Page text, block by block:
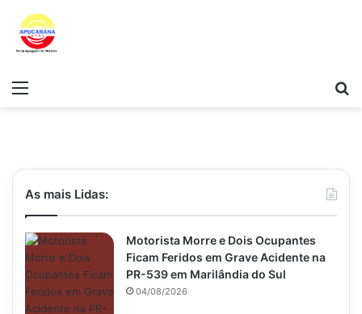
Menu
As mais Lidas:
Motorista Morre e Dois Ocupantes
Ficam Feridos em Grave Acidente na
PR-539 em Marilândia do Sul
04/08/2026